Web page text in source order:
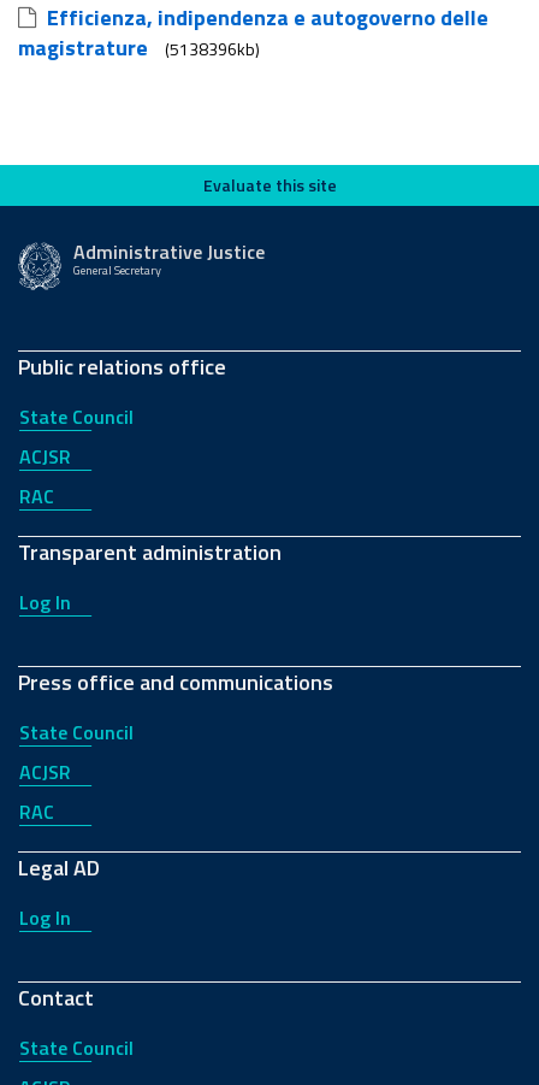
Efficienza, indipendenza e autogoverno delle
magistrature
(5138396kb)
Evaluate this siteEvaluate this site
Administrative Justice
General Secretary
Public relations office
State Council
ACJSR
RAC
Transparent administration
Log In
Press office and communications
State Council
ACJSR
RAC
Legal AD
Log In
Contact
State Council